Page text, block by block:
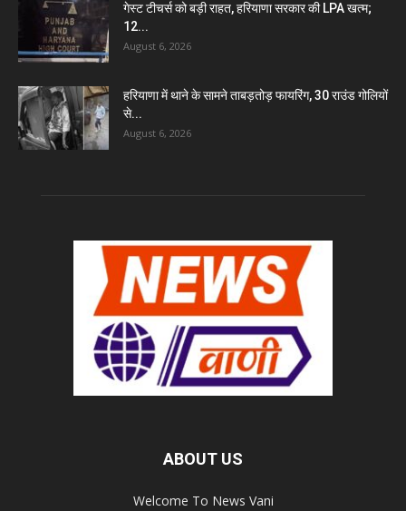
गेस्ट टीचर्स को बड़ी राहत, हरियाणा सरकार की LPA खत्म;
12...
August 6, 2026
हरियाणा में थाने के सामने ताबड़तोड़ फायरिंग, 30 राउंड गोलियों
से...
August 6, 2026
ABOUT US
Welcome To News Vani